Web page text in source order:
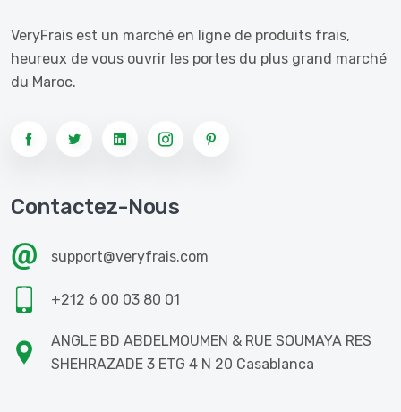
VeryFrais est un marché en ligne de produits frais,
heureux de vous ouvrir les portes du plus grand marché
du Maroc.
Contactez-Nous
support@veryfrais.com
+212 6 00 03 80 01
ANGLE BD ABDELMOUMEN & RUE SOUMAYA RES
SHEHRAZADE 3 ETG 4 N 20 Casablanca